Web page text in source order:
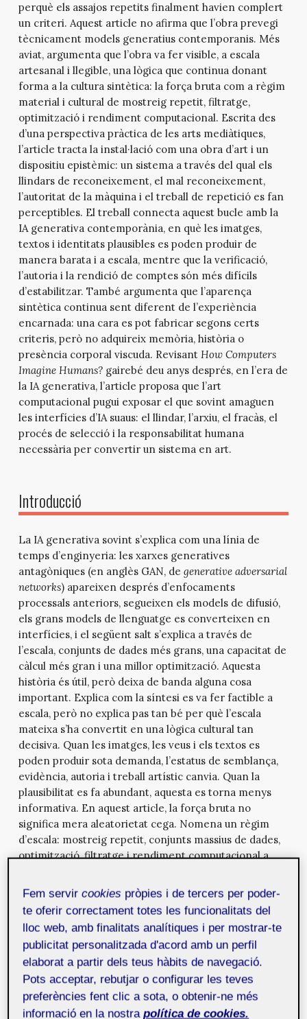
perquè els assajos repetits finalment havien complert
un criteri. Aquest article no afirma que l’obra prevegi
tècnicament models generatius contemporanis. Més
aviat, argumenta que l’obra va fer visible, a escala
artesanal i llegible, una lògica que continua donant
forma a la cultura sintètica: la força bruta com a règim
material i cultural de mostreig repetit, filtratge,
optimització i rendiment computacional. Escrita des
d’una perspectiva pràctica de les arts mediàtiques,
l’article tracta la instal·lació com una obra d’art i un
dispositiu epistèmic: un sistema a través del qual els
llindars de reconeixement, el mal reconeixement,
l’autoritat de la màquina i el treball de repetició es fan
perceptibles. El treball connecta aquest bucle amb la
IA generativa contemporània, en què les imatges,
textos i identitats plausibles es poden produir de
manera barata i a escala, mentre que la verificació,
l’autoria i la rendició de comptes són més difícils
d’estabilitzar. També argumenta que l’aparença
sintètica continua sent diferent de l’experiència
encarnada: una cara es pot fabricar segons certs
criteris, però no adquireix memòria, història o
presència corporal viscuda. Revisant How Computers
Imagine Humans?gairebé deu anys després, en l’era de
la IA generativa, l’article proposa que l’art
computacional pugui exposar el que sovint amaguen
les interfícies d’IA suaus: el llindar, l’arxiu, el fracàs, el
procés de selecció i la responsabilitat humana
necessària per convertir un sistema en art.
Introducció
La IA generativa sovint s’explica com una línia de
temps d’enginyeria: les xarxes generatives
antagòniques (en anglès GAN, de generative adversarial
networks) apareixen després d’enfocaments
processals anteriors, segueixen els models de difusió,
els grans models de llenguatge es converteixen en
interfícies, i el següent salt s’explica a través de
l’escala, conjunts de dades més grans, una capacitat de
càlcul més gran i una millor optimització. Aquesta
història és útil, però deixa de banda alguna cosa
important. Explica com la síntesi es va fer factible a
escala, però no explica pas tan bé per què l’escala
mateixa s’ha convertit en una lògica cultural tan
decisiva. Quan les imatges, les veus i els textos es
poden produir sota demanda, l’estatus de semblança,
evidència, autoria i treball artístic canvia. Quan la
plausibilitat es fa abundant, aquesta es torna menys
informativa. En aquest article, la força bruta no
significa mera aleatorietat cega. Nomena un règim
d’escala: mostreig repetit, conjunts massius de dades,
optimització, filtratge i rendiment computacional a
com una lent cultural-material, i no pas com una
afirmació que les arquitectures d’IA contemporànies es
poden reduir a proves i errors cecs. Per tant, la IA no
s’ha d’entendre només com una eina de generació,
sinó com una tecnologia cultural que reconfigura
pràctiques de producció, validació i autoritat (González
Díaz, 2021; Brandãoet al., 2024). L’art computacional
ofereix una posició útil des de la qual examinar aquest
canvi perquè sovint tracta els algorismes menys com a
Fem servircookies pròpies i de tercers per poder-
te oferir correctament totes les funcionalitats del
lloc web, amb finalitats analítiques i per mostrar-te
publicitat personalitzada d'acord amb un perfil
elaborat a partir dels teus hàbits de navegació.
Pots acceptar, rebutjar o configurar les teves
preferències fent clic a sota, o obtenir-ne més
informació en la nostra política de cookies.